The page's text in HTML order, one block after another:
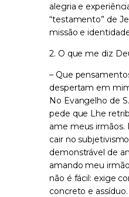
alegria e
“testamento” de
missão e
2. O que me diz
– Que
despertam em
No Evangelho de
pede que Lhe
ame meus irmãos.
cair no
demonstrável de
amando meu
não é fácil: exige
concreto e